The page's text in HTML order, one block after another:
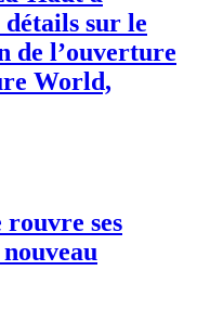
sur le
de l’ouverture
World,
ses